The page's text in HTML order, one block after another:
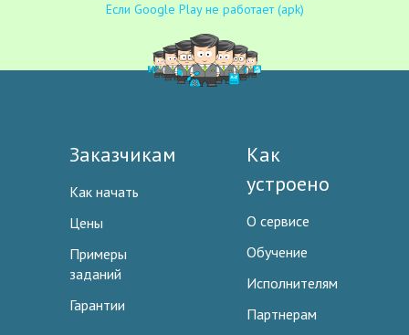
Если Google Play не работает (apk)
Заказчикам
Как начать
Цены
Примеры
заданий
Гарантии
Как
устроено
О сервисе
Обучение
Исполнителям
Партнерам